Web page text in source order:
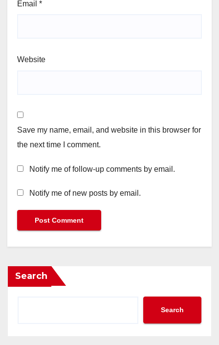
Email *
Website
Save my name, email, and website in this browser for
the next time I comment.
Notify me of follow-up comments by email.
Notify me of new posts by email.
Search
Search